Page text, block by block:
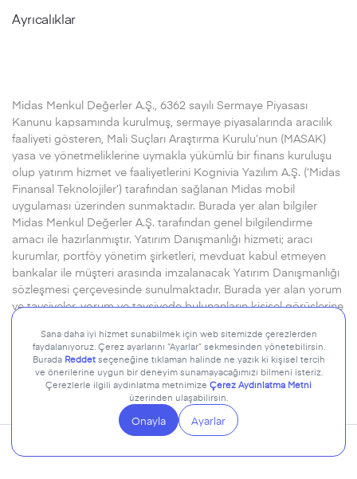
Ayrıcalıklar
Midas Menkul Değerler A.Ş., 6362 sayılı Sermaye Piyasası
Kanunu kapsamında kurulmuş, sermaye piyasalarında aracılık
faaliyeti gösteren, Mali Suçları Araştırma Kurulu’nun (MASAK)
yasa ve yönetmeliklerine uymakla yükümlü bir finans kuruluşu
olup yatırım hizmet ve faaliyetlerini Kognivia Yazılım A.Ş. (‘Midas
Finansal Teknolojiler’) tarafından sağlanan Midas mobil
uygulaması üzerinden sunmaktadır. Burada yer alan bilgiler
Midas Menkul Değerler A.Ş. tarafından genel bilgilendirme
amacı ile hazırlanmıştır. Yatırım Danışmanlığı hizmeti; aracı
kurumlar, portföy yönetim şirketleri, mevduat kabul etmeyen
bankalar ile müşteri arasında imzalanacak Yatırım Danışmanlığı
sözleşmesi çerçevesinde sunulmaktadır. Burada yer alan yorum
ve tavsiyeler, yorum ve tavsiyede bulunanların kişisel görüşlerine
dayanmaktadır. Herhangi bir yatırım aracının alım-satım önerisi
ya da getiri vaadi olarak yorumlanmamalıdır.Devamı için..
© 2026 Midas Menkul Değerler A.Ş. Tüm hakları saklıdır.